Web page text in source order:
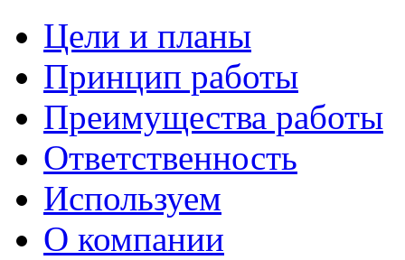
Цели и планы
Принцип работы
Преимущества работы
Ответственность
Используем
О компании